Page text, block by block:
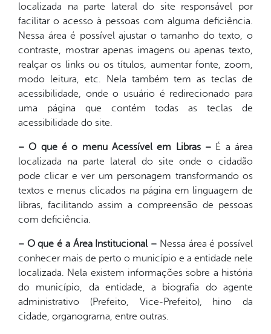
localizada na parte lateral do site responsável por
facilitar o acesso à pessoas com alguma deficiência.
Nessa área é possível ajustar o tamanho do texto, o
contraste, mostrar apenas imagens ou apenas texto,
realçar os links ou os títulos, aumentar fonte, zoom,
modo leitura, etc. Nela também tem as teclas de
acessibilidade, onde o usuário é redirecionado para
uma página que contém todas as teclas de
acessibilidade do site.
– O que é o menu Acessível em Libras – É a área
localizada na parte lateral do site onde o cidadão
pode clicar e ver um personagem transformando os
textos e menus clicados na página em linguagem de
libras, facilitando assim a compreensão de pessoas
com deficiência.
– O que é a Área Institucional – Nessa área é possível
conhecer mais de perto o município e a entidade nele
localizada. Nela existem informações sobre a história
do município, da entidade, a biografia do agente
administrativo (Prefeito, Vice-Prefeito), hino da
cidade, organograma, entre outras.